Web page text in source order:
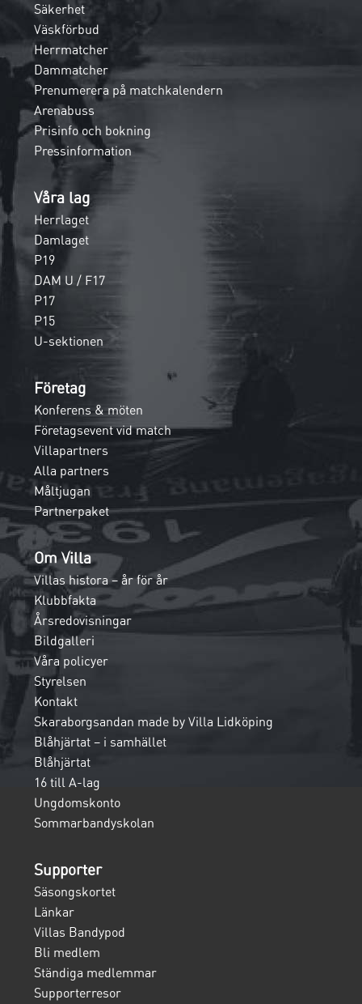
Säkerhet
Väskförbud
Herrmatcher
Dammatcher
Prenumerera på matchkalendern
Arenabuss
Prisinfo och bokning
Pressinformation
Våra lag
Herrlaget
Damlaget
P19
DAM U / F17
P17
P15
U-sektionen
Företag
Konferens & möten
Företagsevent vid match
Villapartners
Alla partners
Måltjugan
Partnerpaket
Om Villa
Villas histora – år för år
Klubbfakta
Årsredovisningar
Bildgalleri
Våra policyer
Styrelsen
Kontakt
Skaraborgsandan made by Villa Lidköping
Blåhjärtat – i samhället
Blåhjärtat
16 till A-lag
Ungdomskonto
Sommarbandyskolan
Supporter
Säsongskortet
Länkar
Villas Bandypod
Bli medlem
Ständiga medlemmar
Supporterresor